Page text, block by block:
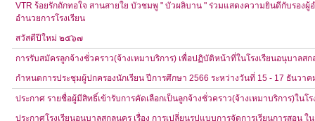
VTR ร้อยรักถักทอใจ สานสายใย บัวชมพู " บัวผลิบาน " ร่วมแสดงความยินดีกับรอง
อำนวยการโรงเรียน
สวัสดีปีใหม่ ๒๕๖๗
การรับสมัครลูกจ้างชั่วคราว(จ้างเหมาบริการ) เพื่อปฏิบัติหน้าที่ในโรงเรียนอนุบาลสก
กำหนดการประชุมผู้ปกครองนักเรียน ปีการศึกษา 2566 ระหว่างวันที่ 15 - 17 ธันวาค
ประกาศ รายชื่อผู้มีสิทธิ์เข้ารับการคัดเลือกเป็นลูกจ้างชั่วคราว(จ้างเหมาบริการ)ในโ
ประกาศโรงเรียนอนุบาลสกลนคร เรื่อง การเปลี่ยนรูปแบบการจัดการเรียนการสอน